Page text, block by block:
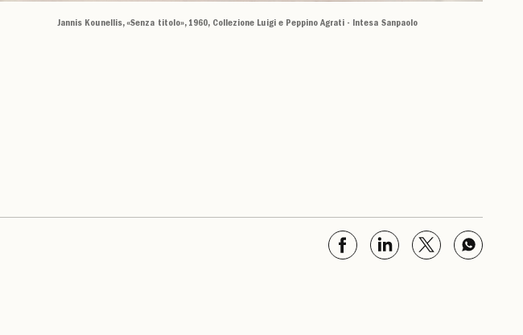
Jannis Kounellis, «Senza titolo», 1960, Collezione Luigi e Peppino Agrati - Intesa Sanpaolo